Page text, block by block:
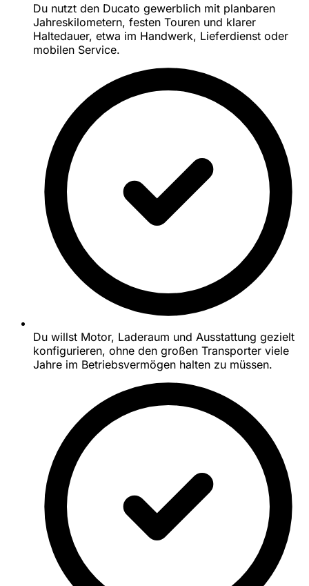
Du nutzt den Ducato gewerblich mit planbaren
Jahreskilometern, festen Touren und klarer
Haltedauer, etwa im Handwerk, Lieferdienst oder
mobilen Service.
Du willst Motor, Laderaum und Ausstattung gezielt
konfigurieren, ohne den großen Transporter viele
Jahre im Betriebsvermögen halten zu müssen.